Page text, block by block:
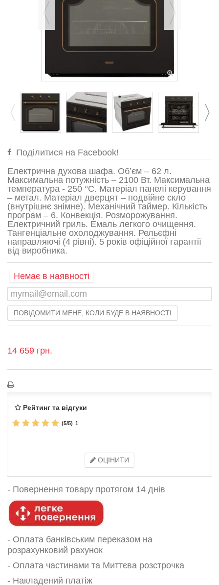
Поділитися на Facebook!
Електрична духова шафа. Об’єм – 62 л.
Максимальна потужність – 2100 Вт. Максимальна
температура - 250 °С. Матеріал панелі керування
– метал. Матеріал дверцят – подвійне скло
(внутрішнє знімне). Механічний таймер. Кількість
програм – 6. Конвекція. Розморожування.
Електричний гриль. Емаль легкого очищення.
Тангенціальне охолоджування. Рельєфні
направляючі (4 рівні). 5 років офіційної гарантії
від виробника.
Немає в наявності
ПОВІДОМИТИ МЕНЕ, КОЛИ БУДЕ В НАЯВНОСТІ
14 659 грн.
Рейтинг та відгуки
(5/5) 1
ОЦІНИТИ
- Повернення товару протягом 14 днів
- Оплата банківським переказом на
розрахунковий рахунок
- Оплата частинами та Миттєва розстрочка
- Накладений платіж